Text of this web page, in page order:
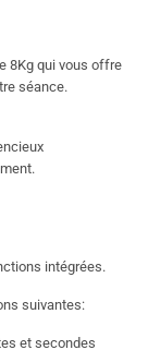
8Kg qui vous offre
séance.
intégrées.
suivantes:
et secondes